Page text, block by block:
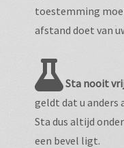
toestemming
afstand doet van
Sta nooit
geldt dat u anders
Sta dus altijd
een bevel ligt.